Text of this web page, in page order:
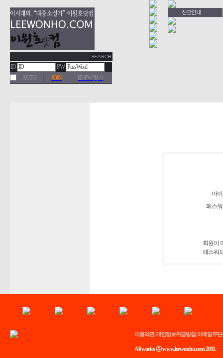
ID
PW
AUTO
JOIN ID·PW 찾기
아
패스
· 회원이
· 패스워
이용약관| 개인정보취급방침 이메일무
All works ⓒ www.leewonho.com 2011.